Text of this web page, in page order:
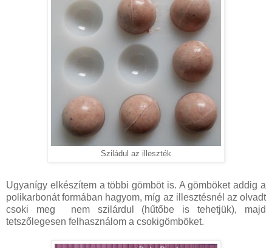
Sziládul az illeszték
Ugyanígy elkészítem a többi gömböt is. A gömböket addig a
polikarbonát formában hagyom, míg az illesztésnél az olvadt
csoki meg nem szilárdul (hűtőbe is tehetjük), majd
tetszőlegesen felhasználom a csokigömböket.